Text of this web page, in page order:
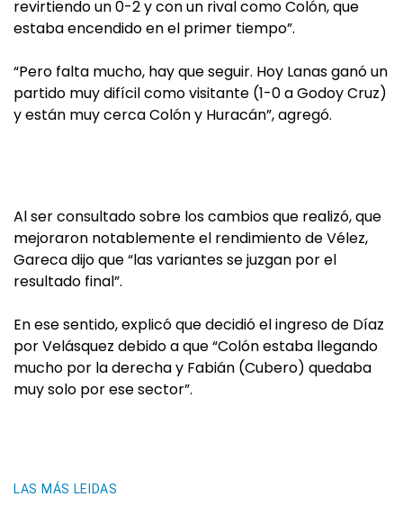
revirtiendo un 0-2 y con un rival como Colón, que
estaba encendido en el primer tiempo”.
“Pero falta mucho, hay que seguir. Hoy Lanas ganó un
partido muy difícil como visitante (1-0 a Godoy Cruz)
y están muy cerca Colón y Huracán”, agregó.
Al ser consultado sobre los cambios que realizó, que
mejoraron notablemente el rendimiento de Vélez,
Gareca dijo que “las variantes se juzgan por el
resultado final”.
En ese sentido, explicó que decidió el ingreso de Díaz
por Velásquez debido a que “Colón estaba llegando
mucho por la derecha y Fabián (Cubero) quedaba
muy solo por ese sector”.
LAS MÁS LEIDAS